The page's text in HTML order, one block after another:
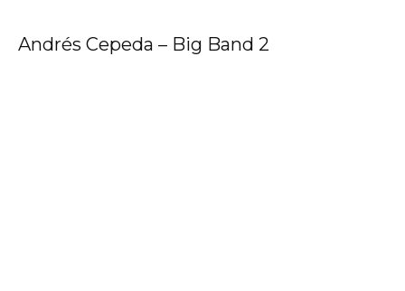
Andrés Cepeda – Big Band 2